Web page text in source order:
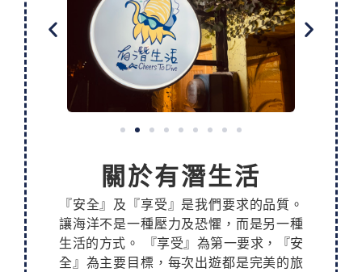
關於有潛生活
『安全』及『享受』是我們要求的品質。
讓海洋不是一種壓力及恐懼，而是另一種
生活的方式。 『享受』為第一要求，『安
全』為主要目標，每次出遊都是完美的旅